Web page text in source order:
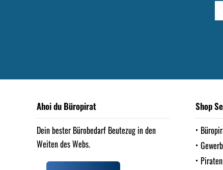
Ahoi du Büropirat
Dein bester Bürobedarf Beutezug in den
Weiten des Webs.
Shop